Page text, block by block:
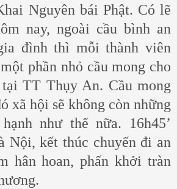
Nguyên bái Phật. Có lẽ
nay, ngoài cầu bình an
đình thì mỗi thành viên
phần nhỏ cầu mong cho
tại TT Thụy An. Cầu mong
xã hội sẽ không còn những
như thế nữa. 16h45’
Nội, kết thúc chuyến đi an
hân hoan, phấn khởi tràn